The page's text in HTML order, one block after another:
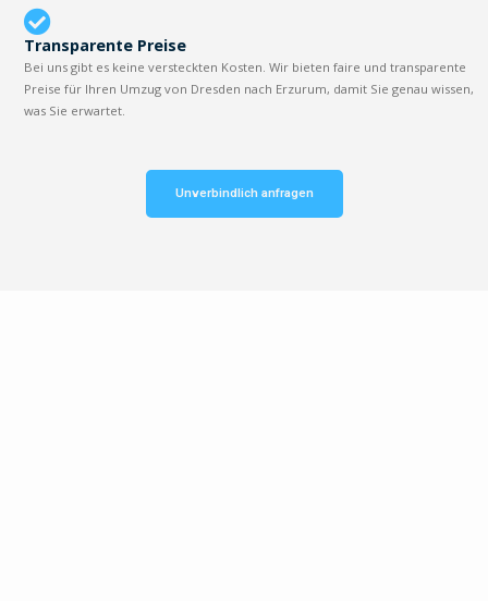
Transparente Preise
Bei uns gibt es keine versteckten Kosten. Wir bieten faire und transparente
Preise für Ihren Umzug von Dresden nach Erzurum, damit Sie genau wissen,
was Sie erwartet.
Unverbindlich anfragen